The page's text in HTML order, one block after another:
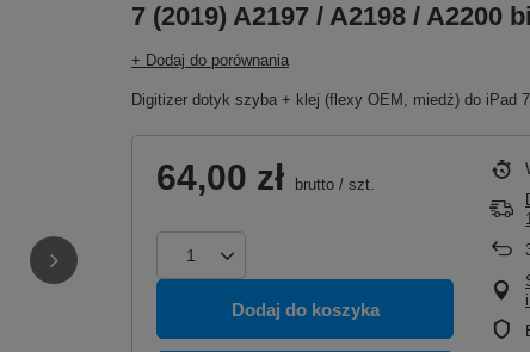
7 (2019) A2197 / A2198 / A2200
+ Dodaj do porównania
Digitizer dotyk szyba + klej (flexy OEM, miedź) do iPad
64,00 zł brutto / szt.
Dodaj do koszyka